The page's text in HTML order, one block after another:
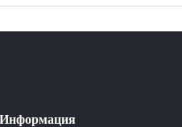
Информация